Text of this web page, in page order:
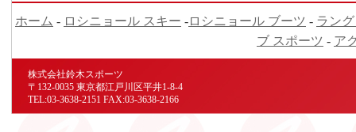
ホーム - ロシニョール スキー -ロシニョール ブーツ - ラン
ブ スポーツ - ア
株式会社鈴木スポーツ
〒132-0035 東京都江戸川区平井1-8-4
TEL:03-3638-2151 FAX:03-3638-2166